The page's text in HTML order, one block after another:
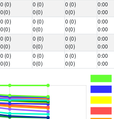
0 (0)
0(0)
0 (0)
0(0)
0 (0)
0(0)
0:00
0:00
0 (0)
0(0)
0 (0)
0(0)
0 (0)
0(0)
0:00
0:00
0 (0)
0(0)
0 (0)
0(0)
0 (0)
0(0)
0:00
0:00
0 (0)
0(0)
0 (0)
0(0)
0 (0)
0(0)
0:00
0:00